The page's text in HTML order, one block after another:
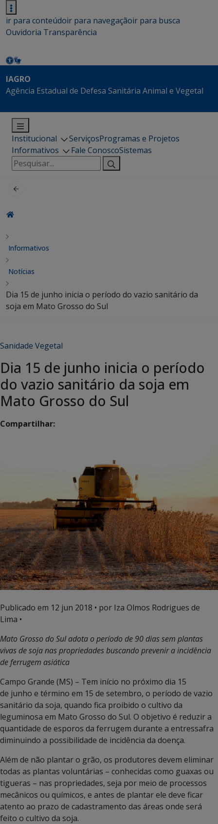
ir para conteúdoir para navegaçãoir para busca
Ouvidoria Transparência
IAGRO
Agência Estadual de Defesa Sanitária Animal e Vegetal
Institucional ServiçosProgramas e Projetos
Informativos
Fale ConoscoSistemas
Pesquisar
por:
Informativos
Notícias
Dia 15 de junho inicia o período do vazio sanitário da
soja em Mato Grosso do Sul
Sanidade Vegetal
Dia 15 de junho inicia o período
do vazio sanitário da soja em
Mato Grosso do Sul
Compartilhar:
Publicado em 12 jun 2018 • por Iza Olmos Rodrigues de
Lima •
Mato Grosso do Sul adota o período de 90 dias sem plantas
vivas de soja nas propriedades buscando prevenir a incidência
de ferrugem asiática
Campo Grande (MS) – Tem início no próximo dia 15
de junho e término em 15 de setembro, o período de vazio
sanitário da soja, quando fica proibido o cultivo da
leguminosa em Mato Grosso do Sul. O objetivo é reduzir a
quantidade de esporos da ferrugem durante a entressafra
diminuindo a possibilidade de incidência da doença.
Além de não plantar o grão, os produtores devem eliminar
todas as plantas voluntárias – conhecidas como guaxas ou
tigueras – nas propriedades, seja por meio de processos
mecânicos ou químicos, e antes de plantar ele deve ficar
atento ao prazo de cadastramento das áreas onde será
feito o cultivo da soja.